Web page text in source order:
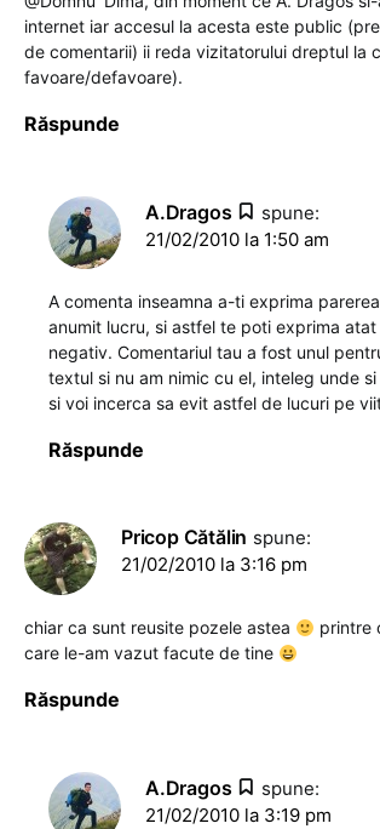
internet iar accesul la acesta este public
de comentarii) ii reda vizitatorului dreptul la
favoare/defavoare).
Răspunde
A.Dragos
spune:
21/02/2010 la 1:50 am
A comenta inseamna a-ti exprima
anumit lucru, si astfel te poti exprima
negativ. Comentariul tau a fost unul
textul si nu am nimic cu el, inteleg unde
si voi incerca sa evit astfel de lucuri pe
Răspunde
Pricop Cătălin spune:
21/02/2010 la 3:16 pm
chiar ca sunt reusite pozele astea
printre
care le-am vazut facute de tine
Răspunde
A.Dragos
spune:
21/02/2010 la 3:19 pm